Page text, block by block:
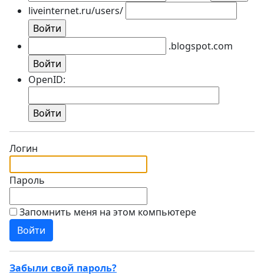
liveinternet.ru/users/
.blogspot.com
OpenID:
Логин
Пароль
Запомнить меня на этом компьютере
Забыли свой пароль?